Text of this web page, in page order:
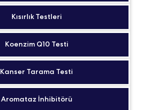
Kısırlık Testleri
Koenzim Q10 Testi
Kanser Tarama Testi
Aromataz İnhibitörü